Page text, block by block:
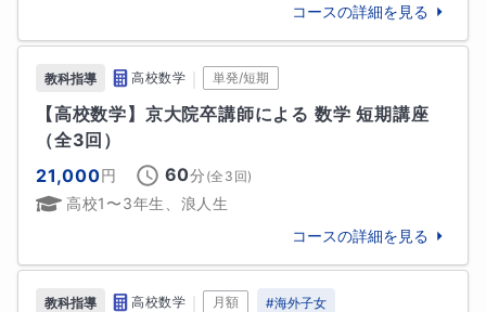
コースの詳細を見る
教科指導 高校数学 単発/短期
【高校数学】京大院卒講師による 数学 短期講座
（全3回）
21,000円 60分 (全 3 回)
高校1〜3年生、浪人生
コースの詳細を見る
教科指導 高校数学 月額 #海外子女